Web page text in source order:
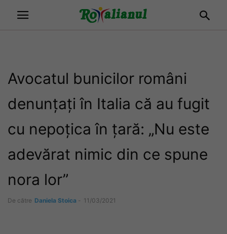
Avocatul bunicilor români
denunțați în Italia că au fugit
cu nepoțica în țară: „Nu este
adevărat nimic din ce spune
nora lor”
De către Daniela Stoica - 11/03/2021